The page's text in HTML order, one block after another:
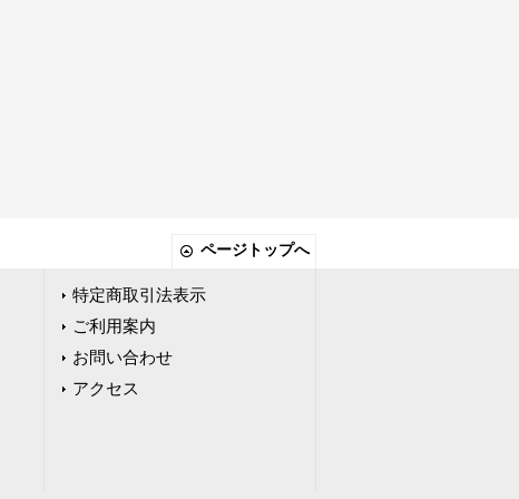
ページトップへ
特定商取引法表示
ご利用案内
お問い合わせ
アクセス